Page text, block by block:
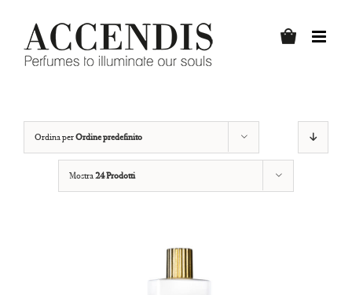
contenuto
Ordina perOrdine predefinito
Mostra 24 Prodotti